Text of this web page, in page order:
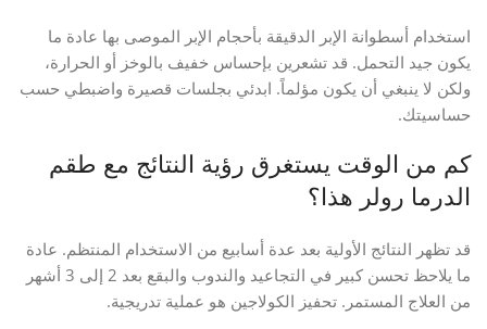
استخدام أسطوانة الإبر الدقيقة بأحجام الإبر الموصى بها عادة ما
يكون جيد التحمل. قد تشعرين بإحساس خفيف بالوخز أو الحرارة،
ولكن لا ينبغي أن يكون مؤلماً. ابدئي بجلسات قصيرة واضبطي حسب
حساسيتك.
كم من الوقت يستغرق رؤية النتائج مع طقم
الدرما رولر هذا؟
قد تظهر النتائج الأولية بعد عدة أسابيع من الاستخدام المنتظم. عادة
ما يلاحظ تحسن كبير في التجاعيد والندوب والبقع بعد 2 إلى 3 أشهر
من العلاج المستمر. تحفيز الكولاجين هو عملية تدريجية.